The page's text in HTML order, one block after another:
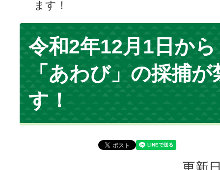
置
ます！
令和2年12月1日か
「あわび」の採捕
す！